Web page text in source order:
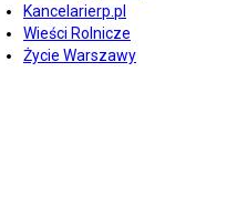
Kancelarierp.pl
Wieści Rolnicze
Życie Warszawy